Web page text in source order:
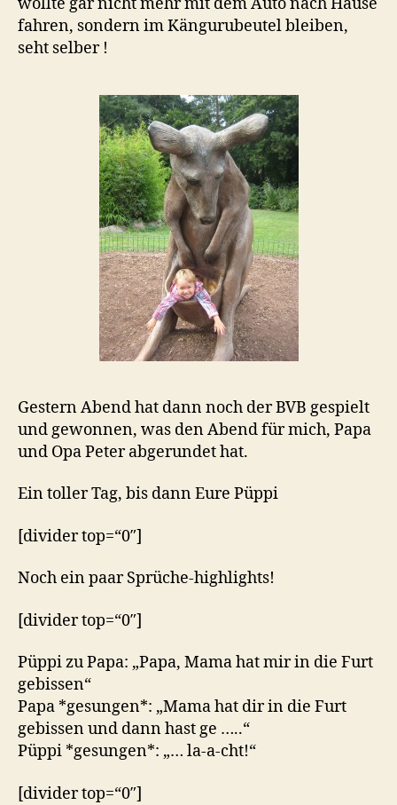
fahren, sondern im Kängurubeutel bleiben,
seht selber !
Gestern Abend hat dann noch der BVB gespielt
und gewonnen, was den Abend für mich, Papa
und Opa Peter abgerundet hat.
Ein toller Tag, bis dann Eure Püppi
[divider top=“0″]
Noch ein paar Sprüche-highlights!
[divider top=“0″]
Püppi zu Papa: „Papa, Mama hat mir in die Furt
gebissen“
Papa *gesungen*: „Mama hat dir in die Furt
gebissen und dann hast ge …..“
Püppi *gesungen*: „… la-a-cht!“
[divider top=“0″]